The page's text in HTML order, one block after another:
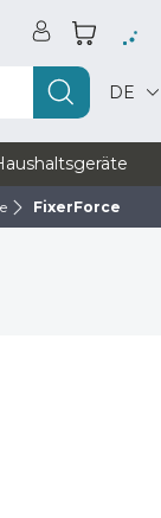
DE
FixerForce